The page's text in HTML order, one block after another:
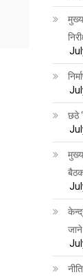
छठे